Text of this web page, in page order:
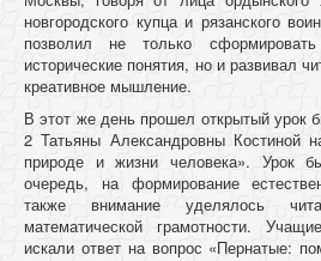
новгородского купца и рязанского
позволил не только
исторические понятия, но и развивал
креативное мышление.
В этот же день прошел открытый урок
2 Татьяны Александровны Костиной
природе и жизни человека». Урок
очередь, на формирование
также внимание уделялось
математической грамотности.
искали ответ на вопрос «Пернатые: